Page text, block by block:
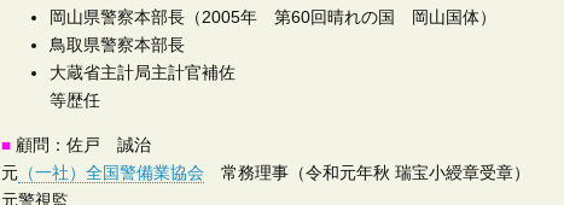
岡山県警察本部長（2005年 第60回晴れの国 岡山国体）
鳥取県警察本部長
大蔵省主計局主計官補佐
等歴任
■ 顧問： 佐戸 誠治
元 （一社）全国警備業協会 常務理事（令和元年秋 瑞宝小綬章受章）
元警視監